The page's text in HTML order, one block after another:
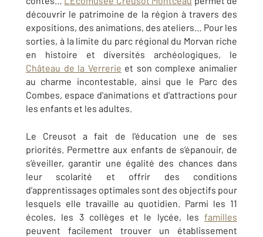
découvrir le patrimoine de la région à travers des
expositions, des animations, des ateliers… Pour les
sorties, à la limite du parc régional du Morvan riche
en histoire et diversités archéologiques, le
Château de la Verrerie et son complexe animalier
au charme incontestable, ainsi que le Parc des
Combes, espace d'animations et d'attractions pour
les enfants et les adultes.
Le Creusot a fait de l'éducation une de ses
priorités. Permettre aux enfants de s’épanouir, de
s’éveiller, garantir une égalité des chances dans
leur scolarité et offrir des conditions
d’apprentissages optimales sont des objectifs pour
lesquels elle travaille au quotidien. Parmi les 11
écoles, les 3 collèges et le lycée, les familles
peuvent facilement trouver un établissement